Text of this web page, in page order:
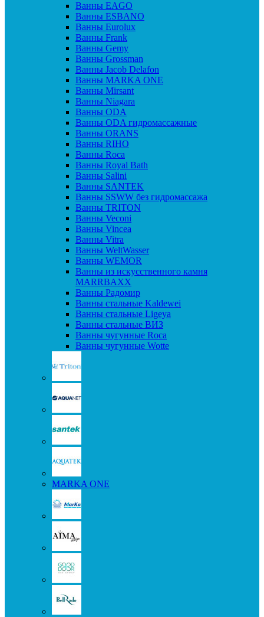
Ванны EAGO
Ванны ESBANO
Ванны Eurolux
Ванны Frank
Ванны Gemy
Ванны Grossman
Ванны Jacob Delafon
Ванны MARKA ONE
Ванны Mirsant
Ванны Niagara
Ванны ODA
Ванны ODA гидромассажные
Ванны ORANS
Ванны RIHO
Ванны Roca
Ванны Royal Bath
Ванны Salini
Ванны SANTEK
Ванны SSWW без гидромассажа
Ванны TRITON
Ванны Veconi
Ванны Vincea
Ванны Vitra
Ванны WeltWasser
Ванны WEMOR
Ванны из искусственного камня
MARRBAXX
Ванны Радомир
Ванны стальные Kaldewei
Ванны стальные Ligeya
Ванны стальные ВИЗ
Ванны чугунные Roca
Ванны чугунные Wotte
MARKA ONE